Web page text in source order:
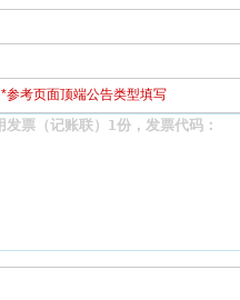
*参考页面顶端公告类型填写